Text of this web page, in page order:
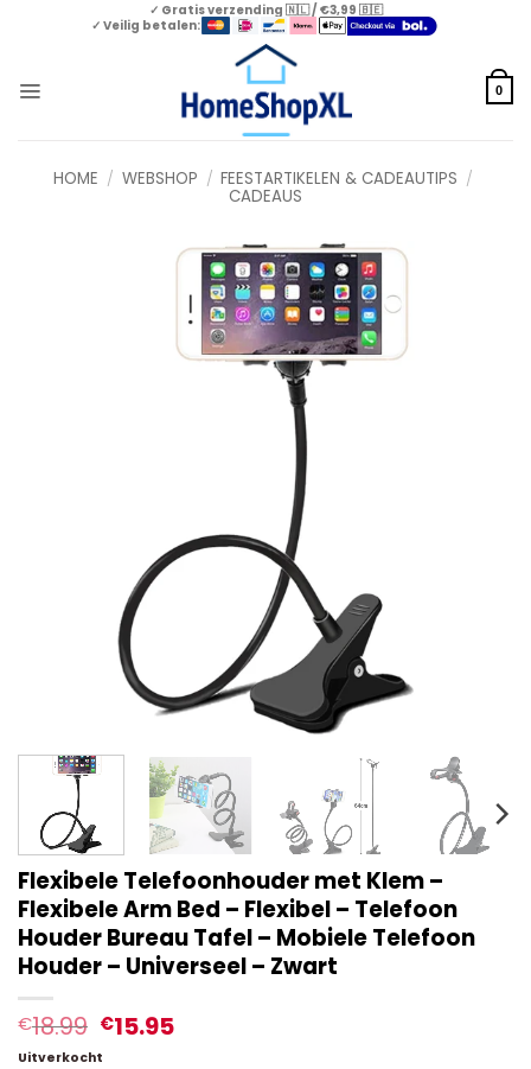
✓ Gratis verzending 🇳🇱 / €3,99 🇧🇪
✓ Veilig betalen:
0
HOME / WEBSHOP / FEESTARTIKELEN & CADEAUTIPS /
CADEAUS
Flexibele Telefoonhouder met Klem –
Flexibele Arm Bed – Flexibel – Telefoon
Houder Bureau Tafel – Mobiele Telefoon
Houder – Universeel – Zwart
€18.99 €15.95
Uitverkocht